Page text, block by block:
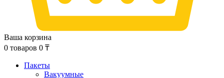
Ваша корзина
0 товаров 0 ₸
Пакеты
Вакуумные